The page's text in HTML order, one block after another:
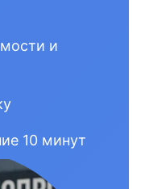
и
10 минут